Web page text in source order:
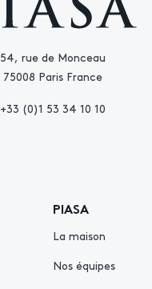
54, rue de Monceau
75008 Paris France
+33 (0)1 53 34 10 10
PIASA
La maison
Nos équipes